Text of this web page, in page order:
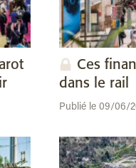
Ces
dans le rail
Publié le 09/06/